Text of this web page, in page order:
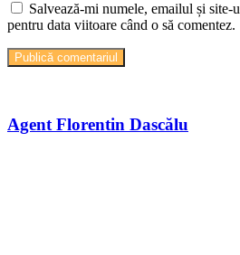
Salvează-mi numele, emailul și site-
pentru data viitoare când o să comentez.
Agent Florentin Dascălu